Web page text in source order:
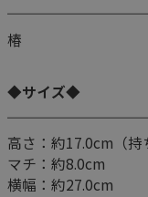
椿
◆サイズ◆
高さ：約17.0cm（持
マチ：約8.0cm
横幅：約27.0cm